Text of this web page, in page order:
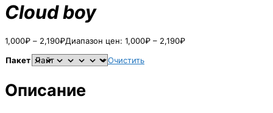
Cloud boy
1,000₽ – 2,190₽Диапазон цен: 1,000₽ – 2,190₽
Пакет
Очистить
Описание